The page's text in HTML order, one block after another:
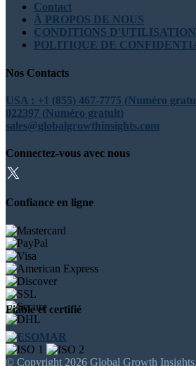
Contact
À PROPOS DE NOUS
CONDITIONS D'UTILISATION
POLITIQUE DE
Nos Contacts
USA : +1 (855) 467-7775 (Numéro
022397 (Numéro gratuit)
sales@globalgrowthinsights.com
Connectez-vous avec nous
Confiance en ligne
Fiable et certifié
© Copyright 2026 Global Growth